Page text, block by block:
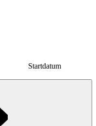
Startdatum